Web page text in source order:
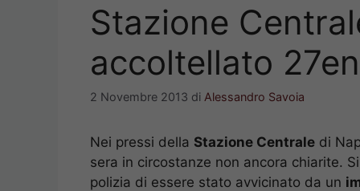
Stazione
accoltellato
2 Novembre 2013 di Alessandro Savoia
Nei pressi della Stazione Centrale di
sera in circostanze non ancora chiarite.
polizia di essere stato avvicinato da un